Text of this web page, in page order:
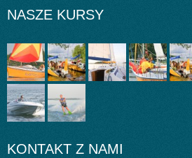
NASZE KURSY
KONTAKT Z NAMI